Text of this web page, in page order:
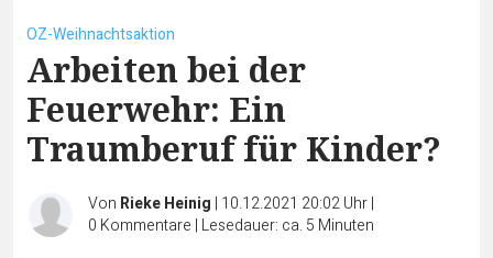
OZ-Weihnachtsaktion
Arbeiten bei der
Feuerwehr: Ein
Traumberuf für Kinder?
Von Rieke Heinig | 10.12.2021 20:02 Uhr|
0 Kommentare | Lesedauer: ca. 5 Minuten